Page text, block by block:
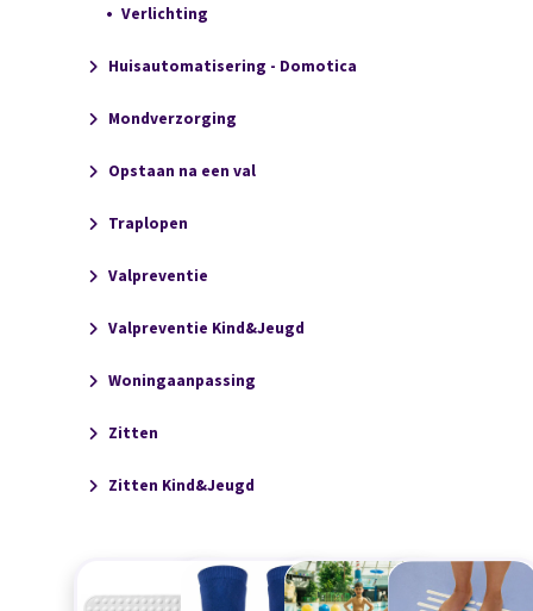
Verlichting
Huisautomatisering - Domotica
Mondverzorging
Opstaan na een val
Traplopen
Valpreventie
Valpreventie Kind&Jeugd
Woningaanpassing
Zitten
Zitten Kind&Jeugd